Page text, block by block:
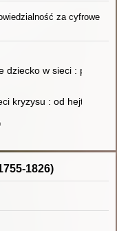
za cyfrowe
: o praktycznym
dziecko w sieci :
uwarunkowania
kryzysu : od hejtu do
dziecko
1826)